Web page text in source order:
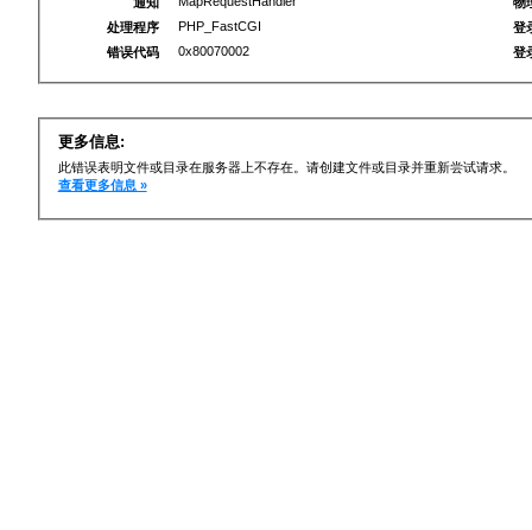
处理程序
PHP_FastCGI
错误代码
0x80070002
登
登
更多信息:
此错误表明文件或目录在服务器上不存在。请创建文件或目录并重新尝试请求。
查看更多信息 »